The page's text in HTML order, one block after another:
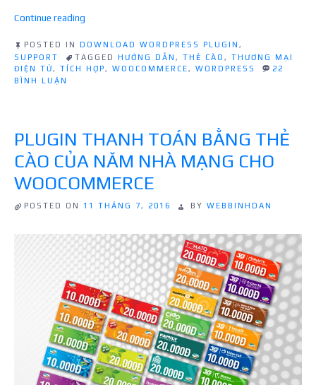
Continue reading
tích
hợp
thanh
cho
WordPress”
POSTED IN DOWNLOAD WORDPRESS PLUGIN ,
SUPPORT
TAGGED HƯỚNG DẪN , THẺ CÀO , THƯƠNG MẠI
ĐIỆN TỬ, TÍCH HỢP , WOOCOMMERCE , WORDPRESS
22
BÌNH LUẬN
THANH
TOÁN
BẰNG
THẺ
CÀO
WORDPRESS
PLUGIN THANH TOÁN BẰNG THẺ
CÀO CỦA NĂM NHÀ MẠNG CHO
WOOCOMMERCE
POSTED ON 11 THÁNG 7, 2016 BY WEBBINHDAN